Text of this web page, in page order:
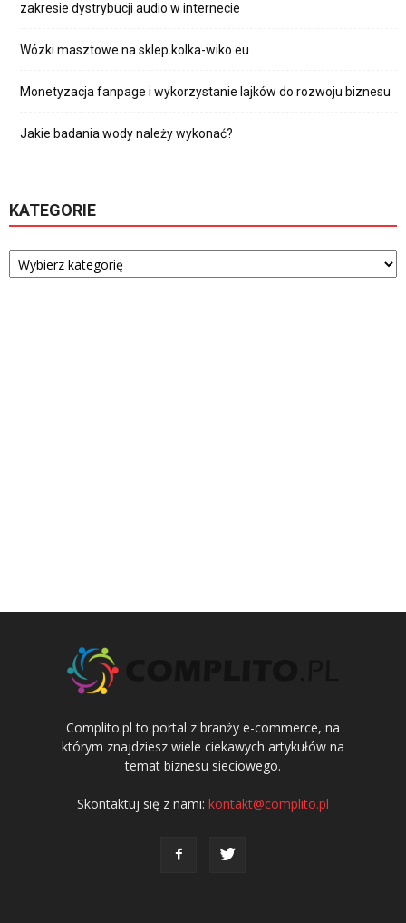
zakresie dystrybucji audio w internecie
Wózki masztowe na sklep.kolka-wiko.eu
Monetyzacja fanpage i wykorzystanie lajków do rozwoju biznesu
Jakie badania wody należy wykonać?
KATEGORIE
Kategorie
Complito.pl to portal z branży e-commerce, na
którym znajdziesz wiele ciekawych artykułów na
temat biznesu sieciowego.
Skontaktuj się z nami: kontakt@complito.pl